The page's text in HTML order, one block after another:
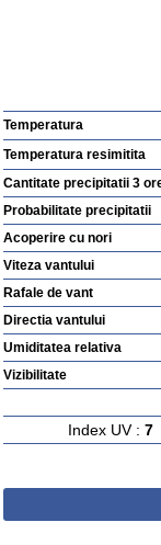
Temperatura
Temperatura resimitita
Cantitate precipitatii 3
Probabilitate precipitatii
Acoperire cu nori
Viteza vantului
Rafale de vant
Directia vantului
Umiditatea relativa
Vizibilitate
Index UV : 7